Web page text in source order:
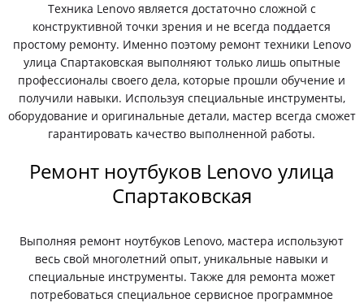
Техника Lenovo является достаточно сложной с
конструктивной точки зрения и не всегда поддается
простому ремонту. Именно поэтому ремонт техники Lenovo
улица Спартаковская выполняют только лишь опытные
профессионалы своего дела, которые прошли обучение и
получили навыки. Используя специальные инструменты,
оборудование и оригинальные детали, мастер всегда сможет
гарантировать качество выполненной работы.
Ремонт ноутбуков Lenovo улица
Спартаковская
Выполняя ремонт ноутбуков Lenovo, мастера используют
весь свой многолетний опыт, уникальные навыки и
специальные инструменты. Также для ремонта может
потребоваться специальное сервисное программное